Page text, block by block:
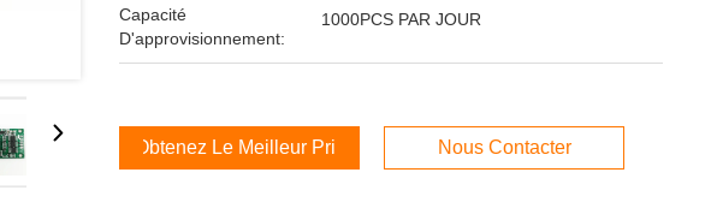
Capacité
D'approvisionnement:
1000PCS PAR JOUR
Obtenez Le Meilleur Prix Nous Contacter